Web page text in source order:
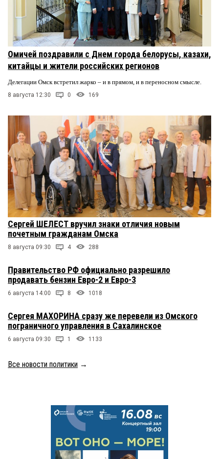
Омичей поздравили с Днем города белорусы, казахи,
китайцы и жители российских регионов
Делегации Омск встретил жарко – и в прямом, и в переносном смысле.
8 августа 12:30 0 169
Сергей ШЕЛЕСТ вручил знаки отличия новым
почетным гражданам Омска
8 августа 09:30 4 288
Правительство РФ официально разрешило
продавать бензин Евро-2 и Евро-3
6 августа 14:00 8 1018
Сергея МАХОРИНА сразу же перевели из Омского
пограничного управления в Сахалинское
6 августа 09:30 1 1133
Все новости политики →